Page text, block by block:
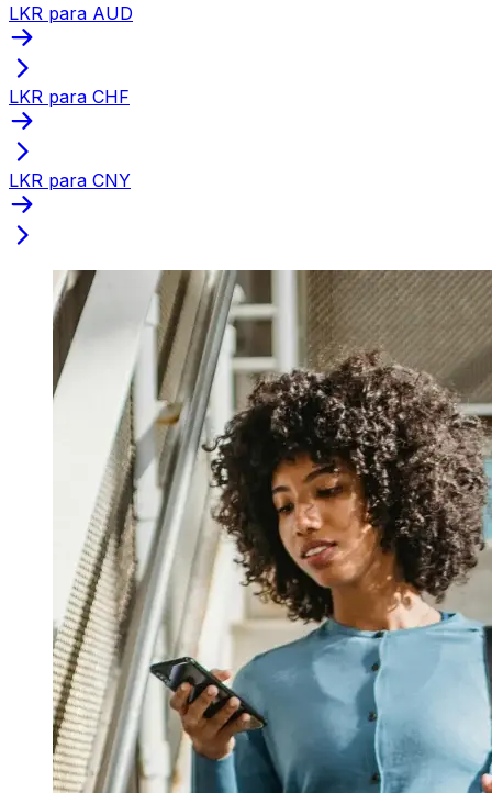
LKR para AUD
LKR para CHF
LKR para CNY